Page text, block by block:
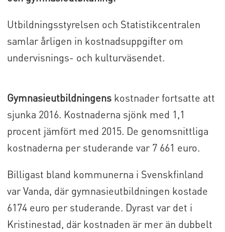
Utbildningsstyrelsen och Statistikcentralen
samlar årligen in kostnadsuppgifter om
undervisnings- och kulturväsendet.
Gymnasieutbildningenskostnader fortsatte att
sjunka 2016. Kostnaderna sjönk med 1,1
procent jämfört med 2015. De genomsnittliga
kostnaderna per studerande var 7 661 euro.
Billigast bland kommunerna i Svenskfinland
var Vanda, där gymnasieutbildningen kostade
6174 euro per studerande. Dyrast var det i
Kristinestad, där kostnaden är mer än dubbelt